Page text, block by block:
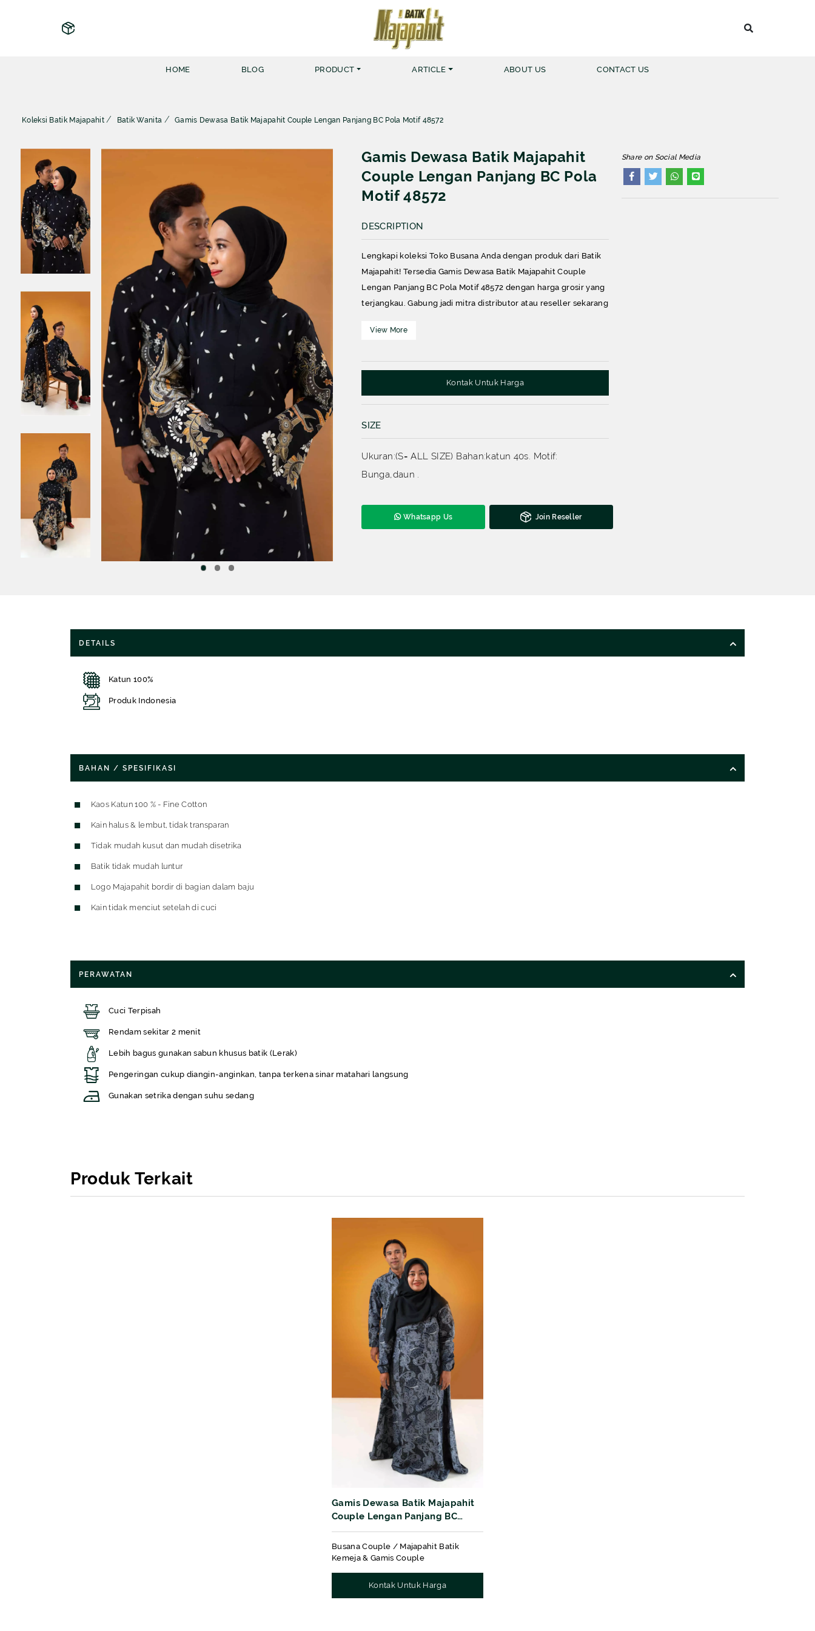
HOME BLOG PRODUCT
BATIK WANITA
BATIK FURING
BATIK JAS
BATIK PASANGAN
BATIK SERAGAM
BATIK ANAK
MERK BATIK MAJAPAHIT
MUSLIM NUR HAFID
MUSLIM NUR AINI
BATIK LENGAN PANJANG
BATIK LENGAN PENDEK
BAJU MUSLIM MAJAPAHIT
BAJU MUSLIM PRIA
BAJU MUSLIM WANITA
BAJU MUSLIM ANAK
SEMUA PRODUK
ARTICLE
INFORMASI UMUM
TIPS & TRIK
ABOUT US CONTACT US
Koleksi Batik Majapahit Batik Wanita Gamis Dewasa Batik Majapahit Couple Lengan Panjang BC Pola Motif 48572
Gamis Dewasa Batik Majapahit
Couple Lengan Panjang BC Pola
Motif 48572
DESCRIPTION
Lengkapi koleksi Toko Busana Anda dengan produk dari Batik
Majapahit! Tersedia Gamis Dewasa Batik Majapahit Couple
Lengan Panjang BC Pola Motif 48572 dengan harga grosir yang
terjangkau. Gabung jadi mitra distributor atau reseller sekarang
Kontak Untuk Harga
SIZE
Ukuran:(S= ALL SIZE) Bahan:katun 40s. Motif:
Bunga,daun .
Whatsapp Us Join Reseller
Share on Social Media
DETAILS
Katun 100%
Produk Indonesia
BAHAN / SPESIFIKASI
Kaos Katun 100 % - Fine Cotton
Kain halus & lembut, tidak transparan
Tidak mudah kusut dan mudah disetrika
Batik tidak mudah luntur
Logo Majapahit bordir di bagian dalam baju
Kain tidak menciut setelah di cuci
PERAWATAN
Cuci Terpisah
Rendam sekitar 2 menit
Lebih bagus gunakan sabun khusus batik (Lerak)
Pengeringan cukup diangin-anginkan, tanpa terkena sinar matahari langsung
Gunakan setrika dengan suhu sedang
Produk Terkait
Gamis Dewasa Batik Majapahit
Couple Lengan Panjang BC
Motif 231090
Busana Couple / Majapahit Batik
Kemeja & Gamis Couple
Kontak Untuk Harga